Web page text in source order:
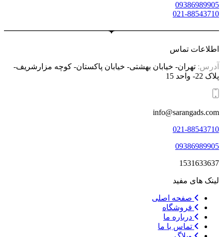
09386989905
021-88543710
اطلاعات تماس
آدرس: تهران- خیابان بهشتی- خیابان پاکستان- کوچه مزارشریف-
پلاک 22- واحد 15
info@sarangads.com
021-88543710
09386989905
1531633637
لینک های مفید
صفحه اصلی
فروشگاه
درباره ما
تماس با ما